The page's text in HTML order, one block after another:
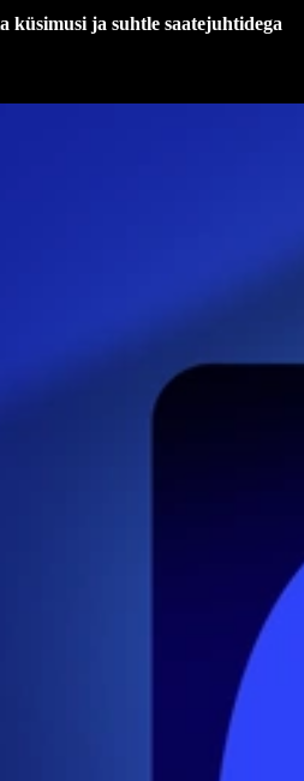
küsimusi ja suhtle saatejuhtidega